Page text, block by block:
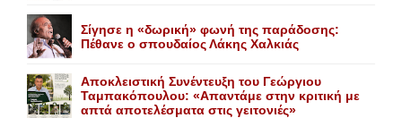
Σίγησε η «δωρική» φωνή της παράδοσης:
Πέθανε o σπουδαίος Λάκης Xαλκιάς
Αποκλειστική Συνέντευξη του Γεώργιου
Ταμπακόπουλου: «Απαντάμε στην κριτική με
απτά αποτελέσματα στις γειτονιές»